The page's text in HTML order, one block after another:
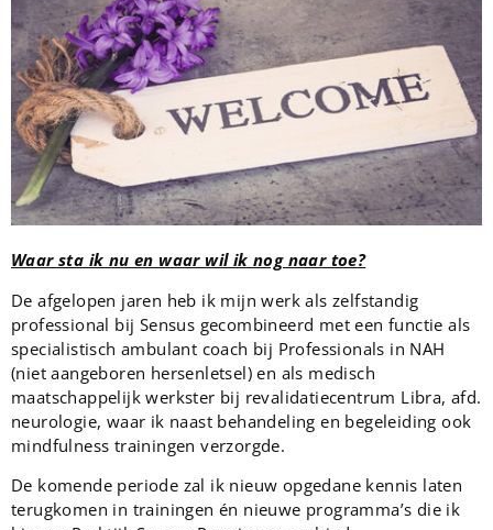
Waar sta ik nu en waar wil ik nog naar toe?
De afgelopen jaren heb ik mijn werk als zelfstandig
professional bij Sensus gecombineerd met een functie als
specialistisch ambulant coach bij Professionals in NAH
(niet aangeboren hersenletsel) en als medisch
maatschappelijk werkster bij revalidatiecentrum Libra, afd.
neurologie, waar ik naast behandeling en begeleiding ook
mindfulness trainingen verzorgde.
De komende periode zal ik nieuw opgedane kennis laten
terugkomen in trainingen én nieuwe programma’s die ik